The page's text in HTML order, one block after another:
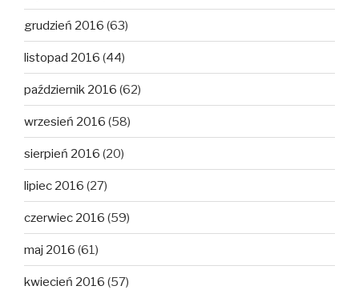
grudzień 2016 (63)
listopad 2016 (44)
październik 2016 (62)
wrzesień 2016 (58)
sierpień 2016 (20)
lipiec 2016 (27)
czerwiec 2016 (59)
maj 2016 (61)
kwiecień 2016 (57)